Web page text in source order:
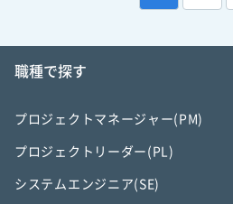
職種で探す
プロジェクトマネージャー(PM)
プロジェクトリーダー(PL)
システムエンジニア(SE)